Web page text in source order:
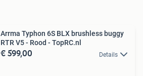
Arrma Typhon 6S BLX brushless buggy
RTR V5 - Rood - TopRC.nl
€ 599,00 Details